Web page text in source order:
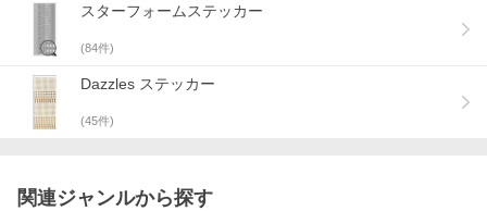
スターフォームステッカー
(84件)
Dazzles ステッカー
(45件)
関連ジャンルから探す